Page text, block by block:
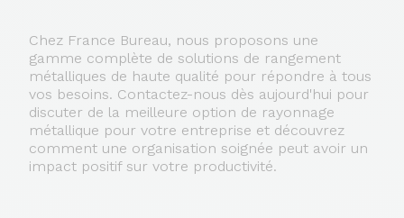
Chez France Bureau, nous proposons une
gamme complète de solutions de rangement
métalliques de haute qualité pour répondre à tous
vos besoins. Contactez-nous dès aujourd'hui pour
discuter de la meilleure option de rayonnage
métallique pour votre entreprise et découvrez
comment une organisation soignée peut avoir un
impact positif sur votre productivité.